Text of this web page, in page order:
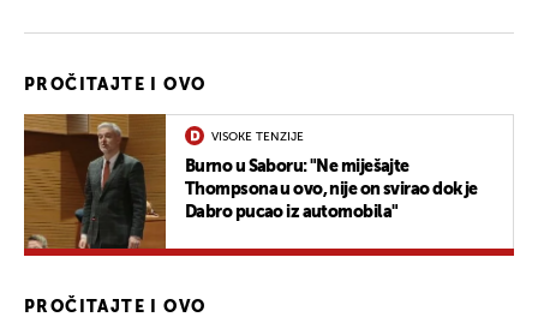
PROČITAJTE I OVO
VISOKE TENZIJE
Burno u Saboru: "Ne miješajte
Thompsona u ovo, nije on svirao dok je
Dabro pucao iz automobila"
PROČITAJTE I OVO